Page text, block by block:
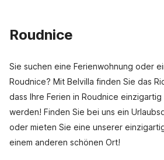
Roudnice
Sie suchen eine Ferienwohnung oder
Roudnice? Mit Belvilla finden Sie das
dass Ihre Ferien in Roudnice
werden! Finden Sie bei uns ein
oder mieten Sie eine unserer
einem anderen schönen Ort!